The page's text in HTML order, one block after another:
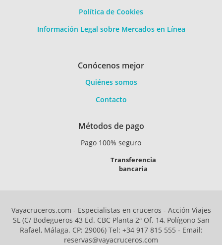
Política de Cookies
Información Legal sobre Mercados en Línea
Conócenos mejor
Quiénes somos
Contacto
Métodos de pago
Pago 100% seguro
Transferencia
bancaria
Vayacruceros.com - Especialistas en cruceros - Acción Viajes
SL (C/ Bodegueros 43 Ed. CBC Planta 2ª Of. 14, Polígono San
Rafael, Málaga. CP: 29006) Tel: +34 917 815 555 - Email:
reservas@vayacruceros.com